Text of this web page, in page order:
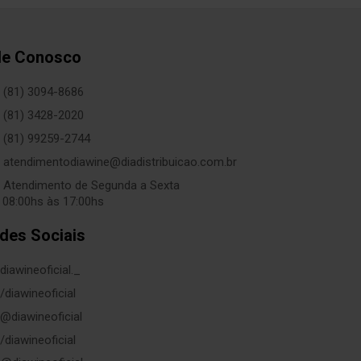
Conosco
(81) 3094-8686
(81) 3428-2020
(81) 99259-2744
atendimentodiawine@diadistribuicao.com.br
Atendimento de Segunda a Sexta
às 17:00hs
Sociais
diawineoficial._
/diawineoficial
@diawineoficial
/diawineoficial